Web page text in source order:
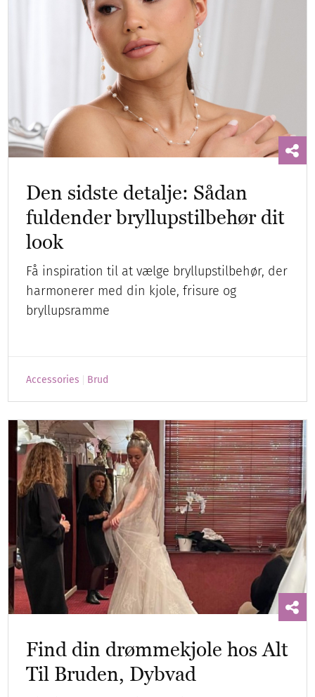
Den sidste detalje: Sådan
fuldender bryllupstilbehør dit
look
Få inspiration til at vælge bryllupstilbehør, der
harmonerer med din kjole, frisure og
bryllupsramme
Accessories Brud
Find din drømmekjole hos Alt
Til Bruden, Dybvad